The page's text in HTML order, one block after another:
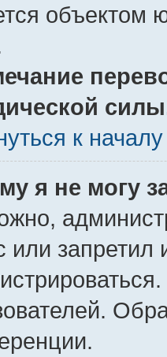
объектом
к началу
я не могу
или